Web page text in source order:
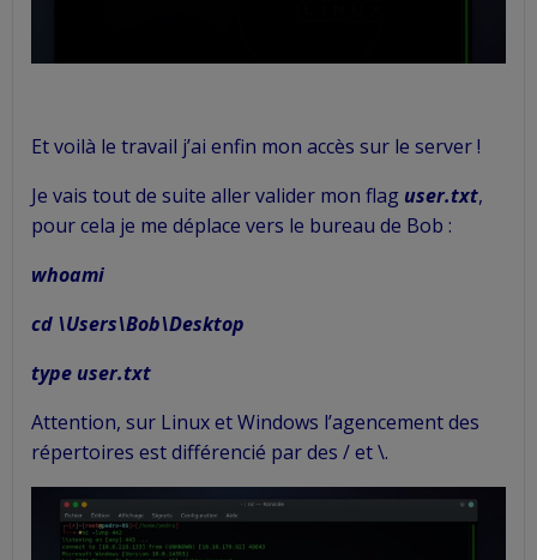
Et voilà le travail j’ai enfin mon accès sur le server !
Je vais tout de suite aller valider mon flag user.txt,
pour cela je me déplace vers le bureau de Bob :
whoami
cd \Users\Bob\Desktop
type user.txt
Attention, sur Linux et Windows l’agencement des
répertoires est différencié par des / et \.